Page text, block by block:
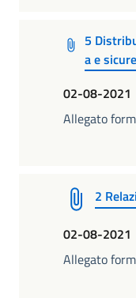
5
a e
02-08-2021
Allegato
2
02-08-2021
Allegato